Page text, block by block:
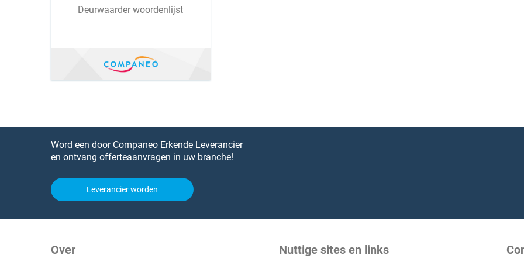
Deurwaarder woordenlijst
Word een door Companeo Erkende Leverancier
en ontvang offerteaanvragen in uw branche!
Leverancier worden
Over Nuttige sites en links